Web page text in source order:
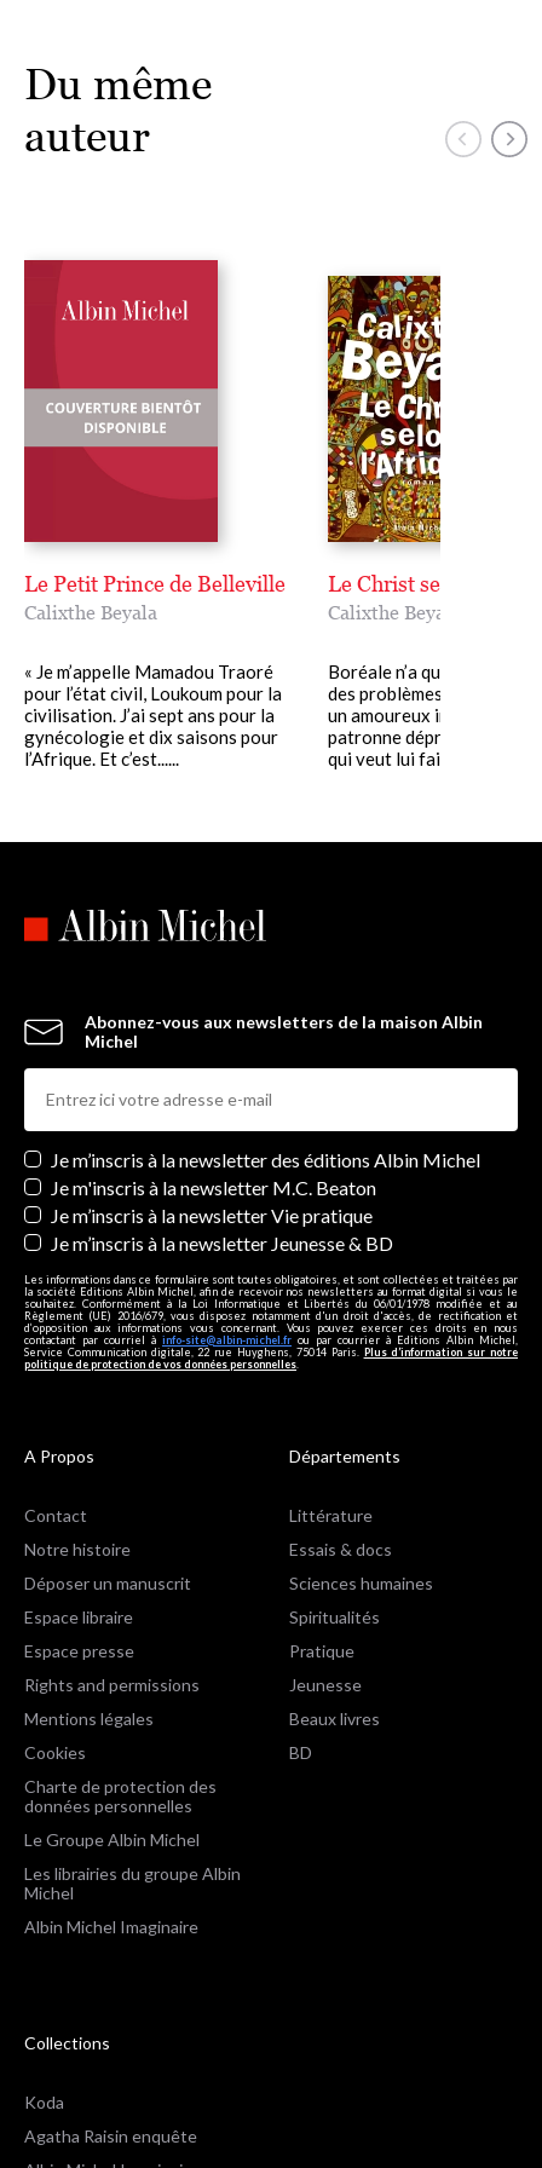
Du même
auteur
Le Petit Prince de Belleville
Calixthe Beyala
« Je m’appelle Mamadou Traoré
pour l’état civil, Loukoum pour la
civilisation. J’ai sept ans pour la
gynécologie et dix saisons pour
l’Afrique. Et c’est......
Le Christ selon
Calixthe Beyala
Boréale n’a que vingt ans
des problèmes à revendre,
un amoureux infidèle, une
patronne dépressive, une
qui veut lui faire porter
Abonnez-vous aux newsletters de la maison Albin
Michel
Newsletters
Je m’inscris à la newsletter des éditions Albin Michel
Je m'inscris à la newsletter M.C. Beaton
Je m’inscris à la newsletter Vie pratique
Je m’inscris à la newsletter Jeunesse & BD
Les informations dans ce formulaire sont toutes obligatoires, et sont collectées et traitées par
la société Editions Albin Michel, afin de recevoir nos newsletters au format digital si vous le
souhaitez. Conformément à la Loi Informatique et Libertés du 06/01/1978 modifiée et au
Règlement (UE) 2016/679, vous disposez notamment d'un droit d'accès, de rectification et
d’opposition aux informations vous concernant. Vous pouvez exercer ces droits en nous
contactant par courriel à info-site@albin-michel.fr ou par courrier à Editions Albin Michel,
Service Communication digitale, 22 rue Huyghens, 75014 Paris. Plus d’information sur notre
politique de protection de vos données personnelles
A Propos
Contact
Notre histoire
Déposer un manuscrit
Espace libraire
Espace presse
Rights and permissions
Mentions légales
Cookies
Charte de protection des
données personnelles
Le Groupe Albin Michel
Les librairies du groupe Albin
Michel
Albin Michel Imaginaire
Départements
Littérature
Essais & docs
Sciences humaines
Spiritualités
Pratique
Jeunesse
Beaux livres
BD
Collections
Koda
Agatha Raisin enquête